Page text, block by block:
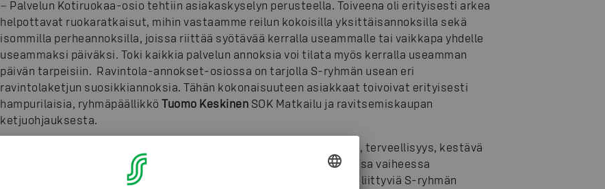
− Palvelun Kotiruokaa-osio tehtiin asiakaskyselyn perusteella. Toiveena oli erityisesti arkea
helpottavat ruokaratkaisut, mihin vastaamme reilun kokoisilla yksittäisannoksilla sekä
isommilla perheannoksilla, joissa riittää syötävää kerralla useammalle tai vaikkapa yhdelle
useammaksi päiväksi. Toki kaikkia palvelun annoksia voi tilata myös kerralla useamman
päivän tarpeisiin. Ravintola-annokset-osiossa on tarjolla S-ryhmän usean eri
ravintolaketjun suosikkiannoksia. Tähän kokonaisuuteen asiakkaat toivoivat erityisesti
hampurilaisia, ryhmäpäällikkö Tuomo Keskinen SOK Matkailu ja ravitsemiskaupan
ketjuohjauksesta.
Annosten suunnittelussa huomioidaan aina raaka-aineiden tuoreus, terveellisyys, kestävä
tuotanto- ja hankintatapa sekä kotimaisuusaste. Palvelun jokaisessa vaiheessa
noudatetaan muun muassa hygieniaan ja elintarviketurvallisuuteen liittyviä S-ryhmän